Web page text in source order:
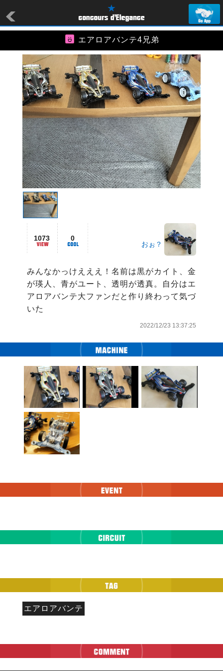
エアロアバンテ4兄弟
1073 0
おぉ？
みんなかっけえええ！名前は黒がカイト、金
が瑛人、青がユート、透明が透真。自分はエ
アロアバンテ大ファンだと作り終わって気づ
いた
2022/12/23 13:37:25
エアロアバンテ